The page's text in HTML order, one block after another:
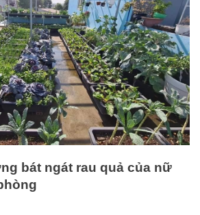
bát ngát rau quả của nữ